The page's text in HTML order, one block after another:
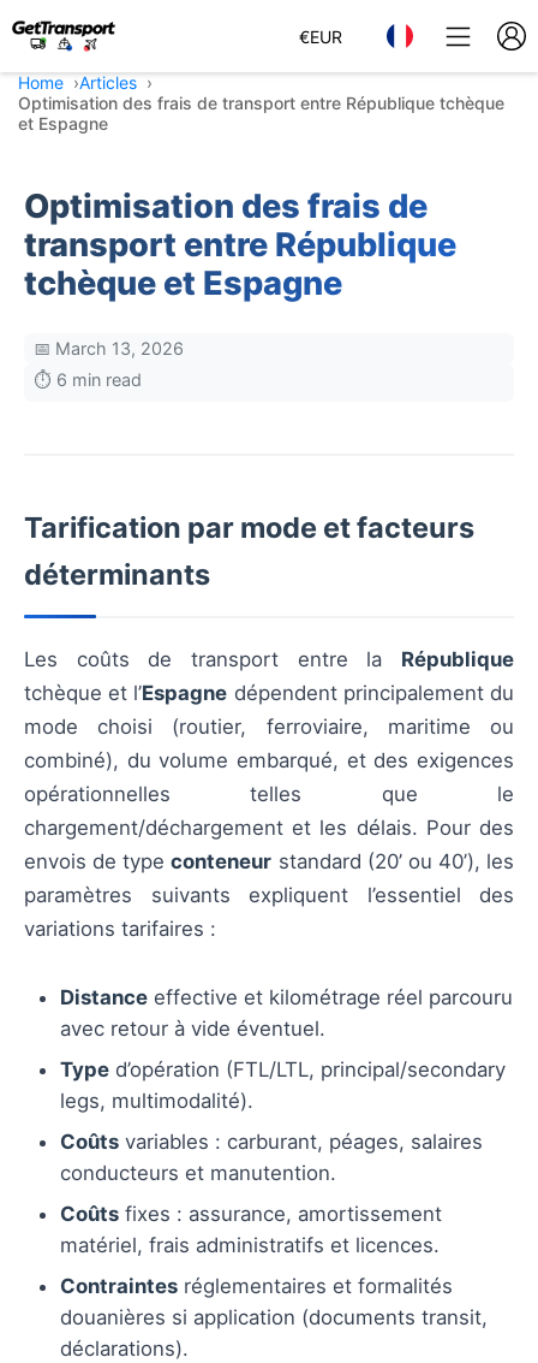
€EUR
Home
Articles
Optimisation des frais de transport entre République tchèque
et Espagne
Optimisation des frais de
transport entre République
tchèque et Espagne
📅 March 13, 2026
⏱️ 6 min read
Tarification par mode et facteurs
déterminants
Les coûts de transport entre la République
tchèque et l’Espagne dépendent principalement du
mode choisi (routier, ferroviaire, maritime ou
combiné), du volume embarqué, et des exigences
opérationnelles telles que le
chargement/déchargement et les délais. Pour des
envois de typeconteneur standard (20’ ou 40’), les
paramètres suivants expliquent l’essentiel des
variations tarifaires :
Distance effective et kilométrage réel parcouru
avec retour à vide éventuel.
Type d’opération (FTL/LTL, principal/secondary
legs, multimodalité).
Coûts variables : carburant, péages, salaires
conducteurs et manutention.
Coûts fixes : assurance, amortissement
matériel, frais administratifs et licences.
Contraintes réglementaires et formalités
douanières si application (documents transit,
déclarations).